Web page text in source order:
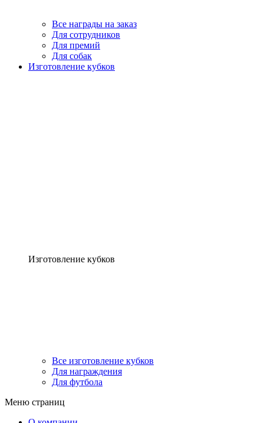
Все награды на заказ
Для сотрудников
Для премий
Для собак
Изготовление кубков
Изготовление кубков
Все изготовление кубков
Для награждения
Для футбола
Меню страниц